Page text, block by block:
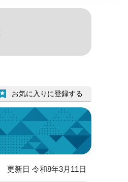
お気に入りに登録する
更新日 令和8年3月11日